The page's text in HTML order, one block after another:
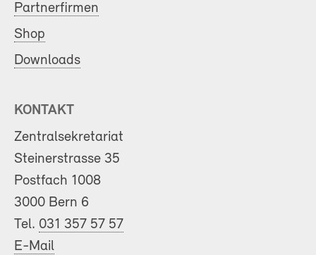
Partnerfirmen
Shop
Downloads
KONTAKT
Zentralsekretariat
Steinerstrasse 35
Postfach 1008
3000 Bern 6
Tel. 031 357 57 57
E-Mail